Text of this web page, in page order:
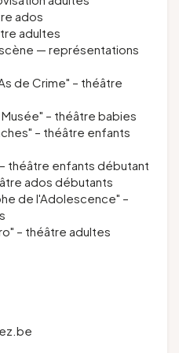
ados
adultes
scène — représentations
de Crime" – théâtre
Musée" – théâtre babies
– théâtre enfants
théâtre enfants débutant
ados débutants
de l'Adolescence" –
– théâtre adultes